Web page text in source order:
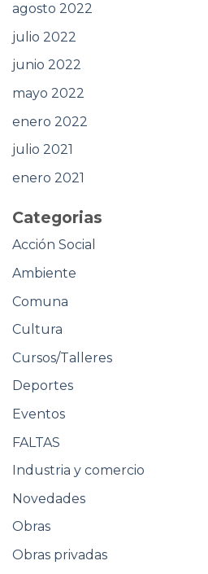
agosto 2022
julio 2022
junio 2022
mayo 2022
enero 2022
julio 2021
enero 2021
Categorias
Acción Social
Ambiente
Comuna
Cultura
Cursos/Talleres
Deportes
Eventos
FALTAS
Industria y comercio
Novedades
Obras
Obras privadas